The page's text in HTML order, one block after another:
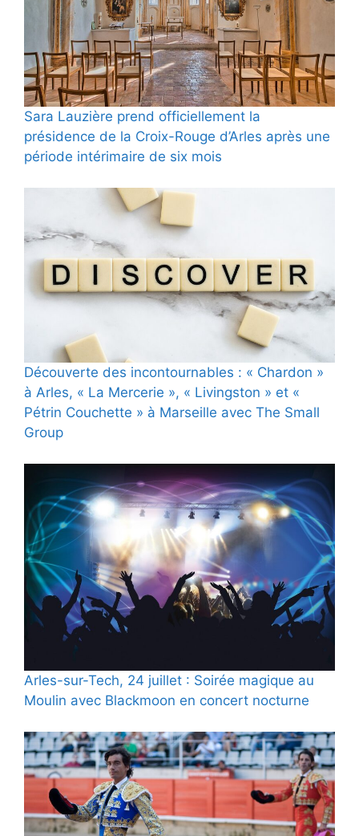
Sara Lauzière prend officiellement la
présidence de la Croix-Rouge d’Arles après une
période intérimaire de six mois
Découverte des incontournables : « Chardon »
à Arles, « La Mercerie », « Livingston » et «
Pétrin Couchette » à Marseille avec The Small
Group
Arles-sur-Tech, 24 juillet : Soirée magique au
Moulin avec Blackmoon en concert nocturne